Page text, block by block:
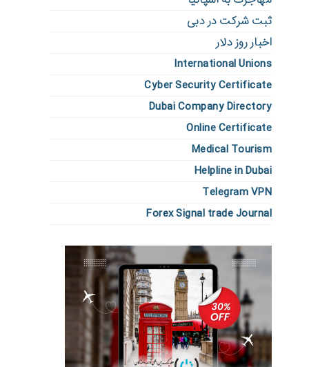
ثبت شرکت در دبی
اخبار روز دلار
International Unions
Cyber Security Certificate
Dubai Company Directory
Online Certificate
Medical Tourism
Helpline in Dubai
Telegram VPN
Forex Signal trade Journal